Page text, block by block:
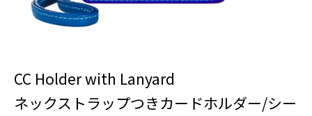
CC Holder with Lanyard
ネックストラップつきカードホルダー/シー